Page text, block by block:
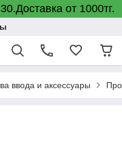
от 1000тг.
ввода и аксессуары